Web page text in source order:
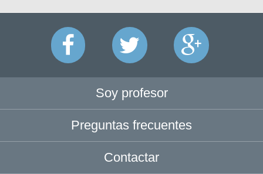
Soy profesor
Preguntas frecuentes
Contactar